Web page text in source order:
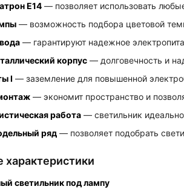
E14 — позволяет использовать
— возможность подбора цветовой
— гарантируют надежное
корпус — долговечность и
I — заземление для повышенной
— экономит пространство и
работа — светильник
ряд — позволяет подобрать
характеристики
светильник под лампу